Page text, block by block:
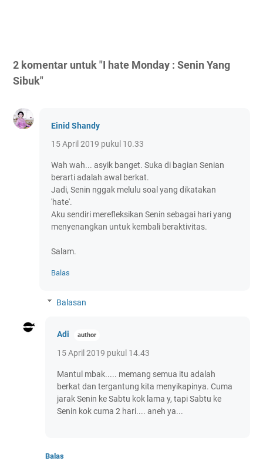
2 komentar untuk "I hate Monday : Senin Yang
Sibuk"
Einid Shandy
15 April 2019 pukul 10.33
Wah wah... asyik banget. Suka di bagian Senian
berarti adalah awal berkat.
Jadi, Senin nggak melulu soal yang dikatakan
'hate'.
Aku sendiri merefleksikan Senin sebagai hari yang
menyenangkan untuk kembali beraktivitas.
Salam.
Balas
Balasan
Adi
15 April 2019 pukul 14.43
Mantul mbak..... memang semua itu adalah
berkat dan tergantung kita menyikapinya. Cuma
jarak Senin ke Sabtu kok lama y, tapi Sabtu ke
Senin kok cuma 2 hari.... aneh ya...
Balas